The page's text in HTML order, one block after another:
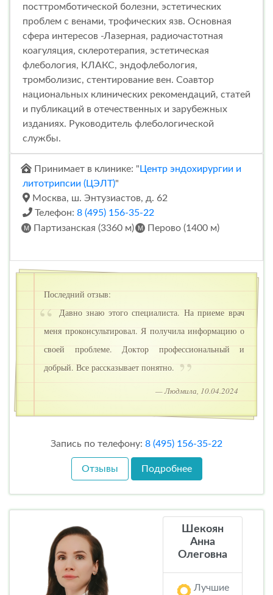
посттромботической болезни, эстетических
проблем с венами, трофических язв. Основная
сфера интересов -Лазерная, радиочастотная
коагуляция, склеротерапия, эстетическая
флебология, КЛАКС, эндофлебология,
тромболизис, стентирование вен. Соавтор
национальных клинических рекомендаций, статей
и публикаций в отечественных и зарубежных
изданиях. Руководитель флебологической
службы.
Принимает в клинике: " Центр эндохирургии и
литотрипсии (ЦЭЛТ)"
Москва, ш. Энтузиастов, д. 62
Телефон: 8 (495) 156-35-22
Партизанская (3360 м)
Перово (1400 м)
Последний отзыв:
Давно знаю этого специалиста. На приеме врач
меня проконсультировал. Я получила информацию о
своей проблеме. Доктор профессиональный и
добрый. Все рассказывает понятно.
— Людмила, 10.04.2024
Запись по телефону: 8 (495) 156-35-22
Отзывы Подробнее
Шекоян
Анна
Олеговна
Лучшие